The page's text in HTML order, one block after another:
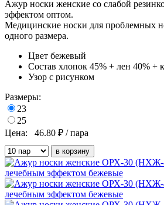
Ажур носки женские со слабой
эффектом оптом.
Медицинские носки для проблемных
одного размера.
Цвет бежевый
Состав хлопок 45% + лен 40% +
Узор с рисунком
Размеры:
23
25
Цена:
46.80 ₽ / пара